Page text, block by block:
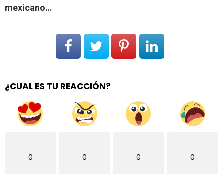
mexicano…
¿CUAL ES TU REACCIÓN?
0 0 0 0